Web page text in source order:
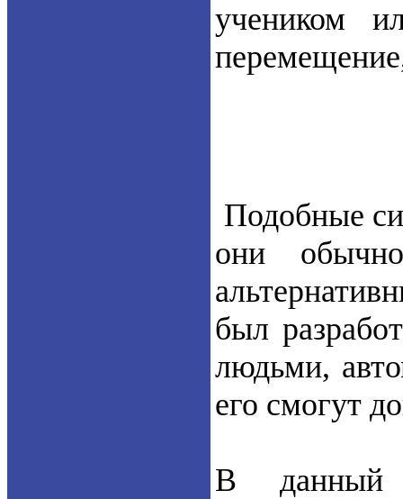
учеником
Подобные
они
был
людьми,
его смогут
В данный